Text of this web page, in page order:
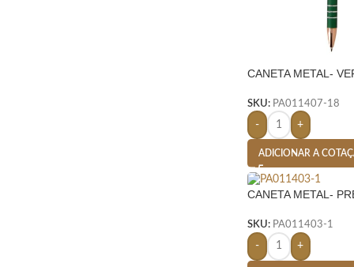
CANETA METAL-
SKU: PA011407-18
- +
ADICIONAR A
CANETA METAL-
SKU: PA011403-1
- +